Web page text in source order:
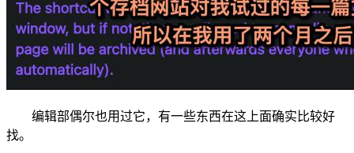
编辑部偶尔也用过它，有一些东西在这上面确实比较好
找。